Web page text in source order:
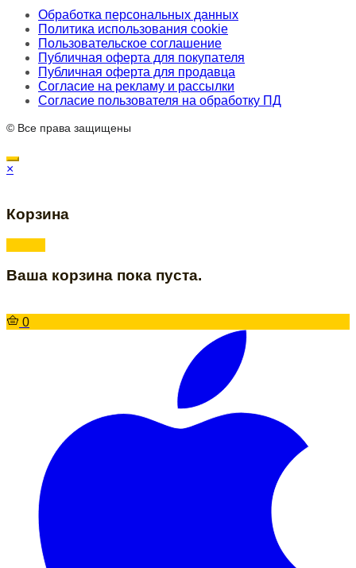
Обработка персональных данных
Политика использования cookie
Пользовательское соглашение
Публичная оферта для покупателя
Публичная оферта для продавца
Согласие на рекламу и рассылки
Согласие пользователя на обработку ПД
© Все права защищены
×
Корзина
Ваша корзина пока пуста.
0